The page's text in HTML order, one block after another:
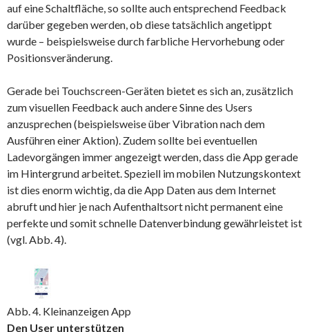
auf eine Schaltfläche, so sollte auch entsprechend Feedback
darüber gegeben werden, ob diese tatsächlich angetippt
wurde – beispielsweise durch farbliche Hervorhebung oder
Positionsveränderung.
Gerade bei Touchscreen-Geräten bietet es sich an, zusätzlich
zum visuellen Feedback auch andere Sinne des Users
anzusprechen (beispielsweise über Vibration nach dem
Ausführen einer Aktion). Zudem sollte bei eventuellen
Ladevorgängen immer angezeigt werden, dass die App gerade
im Hintergrund arbeitet. Speziell im mobilen Nutzungskontext
ist dies enorm wichtig, da die App Daten aus dem Internet
abruft und hier je nach Aufenthaltsort nicht permanent eine
perfekte und somit schnelle Datenverbindung gewährleistet ist
(vgl. Abb. 4).
Abb. 4. Kleinanzeigen App
Den User unterstützen